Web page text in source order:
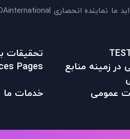
تحقیقات
در زمينه منابع
Pages
عمومی
خدمات ما